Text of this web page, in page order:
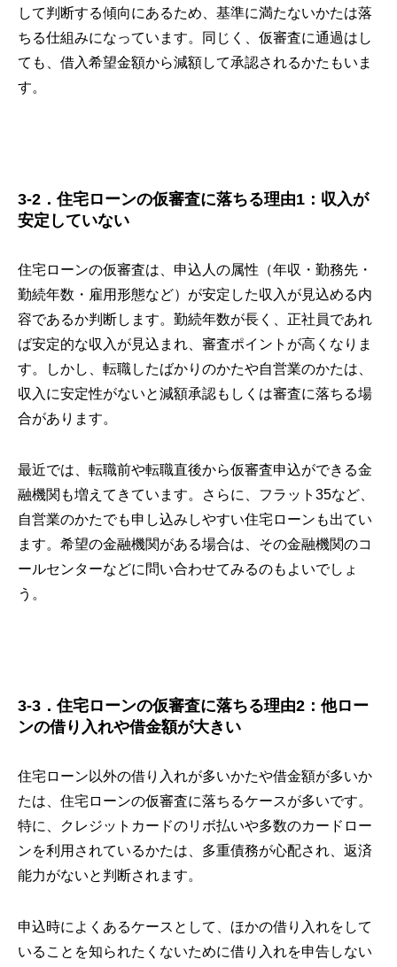
して判断する傾向にあるため、基準に満たないかたは落
ちる仕組みになっています。同じく、仮審査に通過はし
ても、借入希望金額から減額して承認されるかたもいま
す。
3-2．住宅ローンの仮審査に落ちる理由1：収入が
安定していない
住宅ローンの仮審査は、申込人の属性（年収・勤務先・
勤続年数・雇用形態など）が安定した収入が見込める内
容であるか判断します。勤続年数が長く、正社員であれ
ば安定的な収入が見込まれ、審査ポイントが高くなりま
す。しかし、転職したばかりのかたや自営業のかたは、
収入に安定性がないと減額承認もしくは審査に落ちる場
合があります。
最近では、転職前や転職直後から仮審査申込ができる金
融機関も増えてきています。さらに、フラット35など、
自営業のかたでも申し込みしやすい住宅ローンも出てい
ます。希望の金融機関がある場合は、その金融機関のコ
ールセンターなどに問い合わせてみるのもよいでしょ
う。
3-3．住宅ローンの仮審査に落ちる理由2：他ロー
ンの借り入れや借金額が大きい
住宅ローン以外の借り入れが多いかたや借金額が多いか
たは、住宅ローンの仮審査に落ちるケースが多いです。
特に、クレジットカードのリボ払いや多数のカードロー
ンを利用されているかたは、多重債務が心配され、返済
能力がないと判断されます。
申込時によくあるケースとして、ほかの借り入れをして
いることを知られたくないために借り入れを申告しない